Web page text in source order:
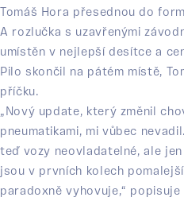
Tomáš Hora přesednou do
A rozlučka s uzavřenými
umístěn v nejlepší desítce a
Pilo skončil na pátém místě,
příčku.
„Nový update, který změnil
pneumatikami, mi vůbec
teď vozy neovladatelné, ale
jsou v prvních kolech
paradoxně vyhovuje,“ popisuje